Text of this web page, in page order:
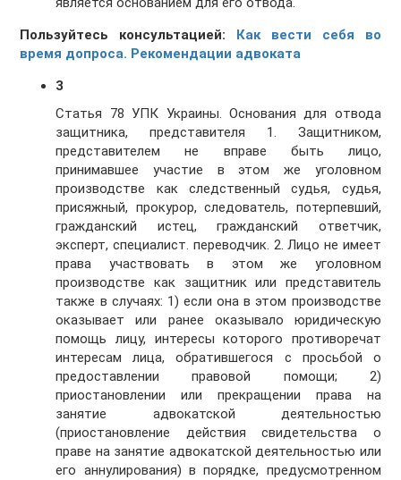
Пользуйтесь консультацией: Как вести себя во
время допроса. Рекомендации адвоката
3
Статья 78 УПК Украины. Основания для отвода
защитника, представителя 1. Защитником,
представителем не вправе быть лицо,
принимавшее участие в этом же уголовном
производстве как следственный судья, судья,
присяжный, прокурор, следователь, потерпевший,
гражданский истец, гражданский ответчик,
эксперт, специалист. переводчик. 2. Лицо не имеет
права участвовать в этом же уголовном
производстве как защитник или представитель
также в случаях: 1) если она в этом производстве
оказывает или ранее оказывало юридическую
помощь лицу, интересы которого противоречат
интересам лица, обратившегося с просьбой о
предоставлении правовой помощи; 2)
приостановлении или прекращении права на
занятие адвокатской деятельностью
(приостановление действия свидетельства о
праве на занятие адвокатской деятельностью или
его аннулирования) в порядке, предусмотренном